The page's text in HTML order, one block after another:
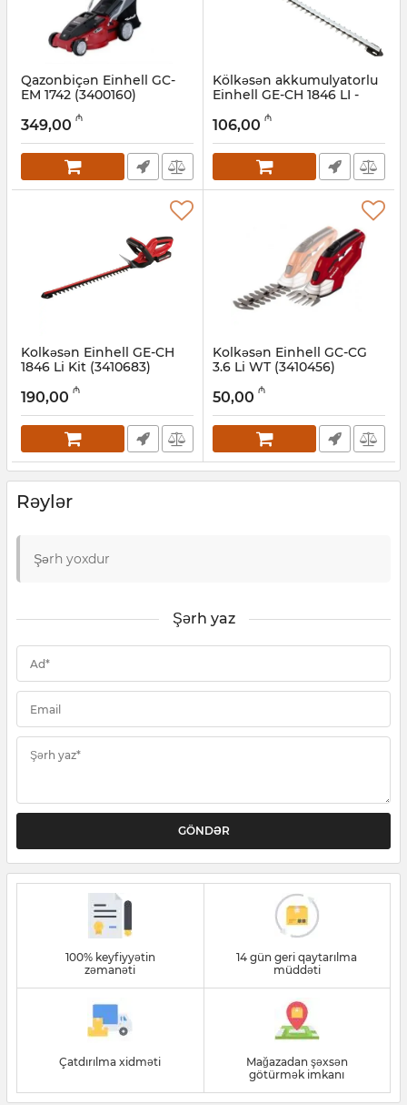
Qazonbiçən Einhell GC-
EM 1742 (3400160)
017007009
349,00 ₼
Kölkəsən akkumulyatorlu
Einhell GE-CH 1846 LI -
Artikul: 017007046
106,00 ₼
Kolkəsən Einhell GE-CH
1846 Li Kit (3410683)
017007043
190,00 ₼
Kolkəsən Einhell GC-CG
3.6 Li WT (3410456)
017007041
50,00 ₼
Rəylər
Şərh yoxdur
Şərh yaz
Ad*
Email
Şərh yaz*
GÖNDƏR
100% keyfiyyətin
zəmanəti
14 gün geri qaytarılma
müddəti
Çatdırılma xidməti
Mağazadan şəxsən
götürmək imkanı